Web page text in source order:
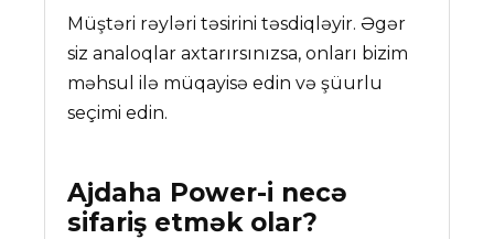
Müştəri rəyləri təsirini təsdiqləyir. Əgər
siz analoqlar axtarırsınızsa, onları bizim
məhsul ilə müqayisə edin və şüurlu
seçimi edin.
Ajdaha Power-i necə
sifariş etmək olar?